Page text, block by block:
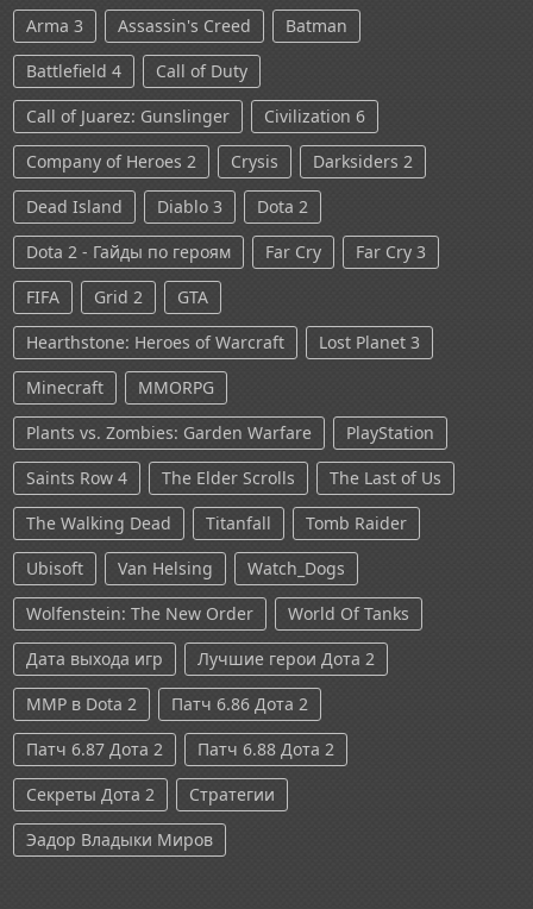
Arma 3 Assassin's Creed
Batman
Battlefield 4
Call of Duty
Call of Juarez: Gunslinger
Civilization 6
Company of Heroes 2
Crysis
Darksiders 2
Dead Island
Diablo 3
Dota 2
Dota 2 - Гайды по героям
Far Cry
Far Cry 3
FIFA
Grid 2
GTA
Hearthstone: Heroes of Warcraft
Lost Planet 3
Minecraft
MMORPG
Plants vs. Zombies: Garden Warfare
PlayStation
Saints Row 4
The Elder Scrolls
The Last of Us
The Walking Dead
Titanfall
Tomb Raider
Ubisoft
Van Helsing
Watch_Dogs
Wolfenstein: The New Order
World Of Tanks
Дата выхода игр
Лучшие герои Дота 2
ММР в Dota 2
Патч 6.86 Дота 2
Патч 6.87 Дота 2
Патч 6.88 Дота 2
Секреты Дота 2
Стратегии
Эадор Владыки Миров